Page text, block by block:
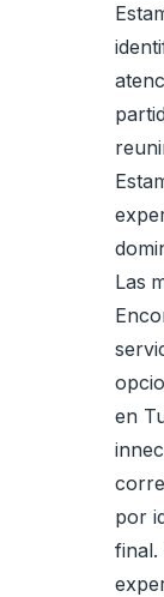
Las
en
por
final.